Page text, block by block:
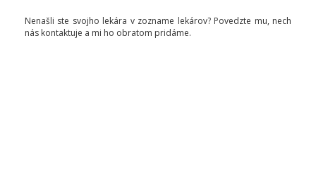
Nenašli ste svojho lekára v zozname lekárov? Povedzte mu, nech
nás kontaktuje a mi ho obratom pridáme.